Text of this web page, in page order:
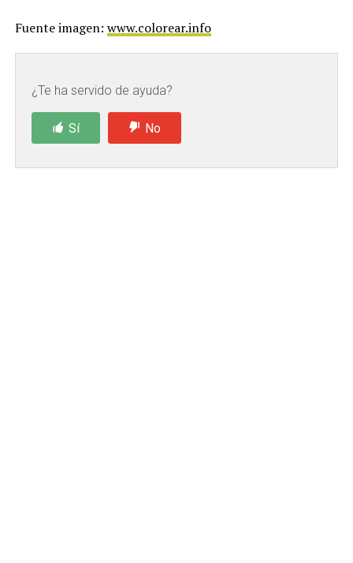
Fuente imagen: www.colorear.info
¿Te ha servido de ayuda?
Sí No